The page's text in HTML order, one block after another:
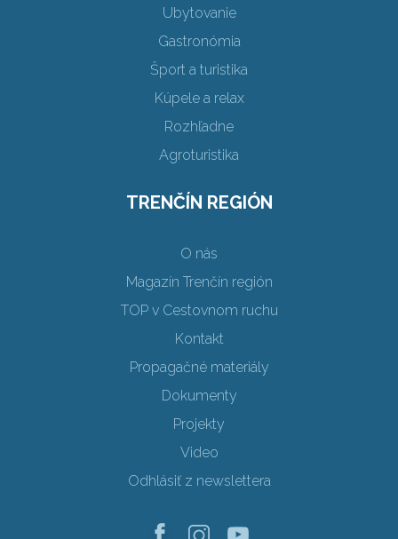
Ubytovanie
Gastronómia
Šport a turistika
Kúpele a relax
Rozhľadne
Agroturistika
TRENČÍN REGIÓN
O nás
Magazín Trenčín región
TOP v Cestovnom ruchu
Kontakt
Propagačné materiály
Dokumenty
Projekty
Video
Odhlásiť z newslettera